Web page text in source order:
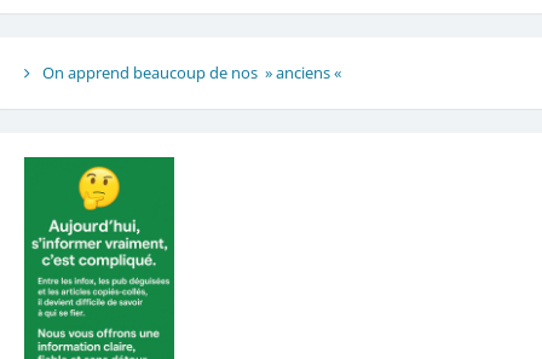
On apprend beaucoup de nos » anciens «